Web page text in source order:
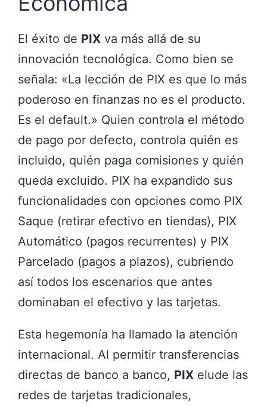
El éxito de PIX va más allá de su
innovación tecnológica. Como bien se
señala: «La lección de PIX es que lo más
poderoso en finanzas no es el producto.
Es el default.» Quien controla el método
de pago por defecto, controla quién es
incluido, quién paga comisiones y quién
queda excluido. PIX ha expandido sus
funcionalidades con opciones como PIX
Saque (retirar efectivo en tiendas), PIX
Automático (pagos recurrentes) y PIX
Parcelado (pagos a plazos), cubriendo
así todos los escenarios que antes
dominaban el efectivo y las tarjetas.
Esta hegemonía ha llamado la atención
internacional. Al permitir transferencias
directas de banco a banco, PIX elude las
redes de tarjetas tradicionales,